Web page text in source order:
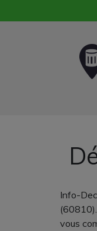
Info-
vous